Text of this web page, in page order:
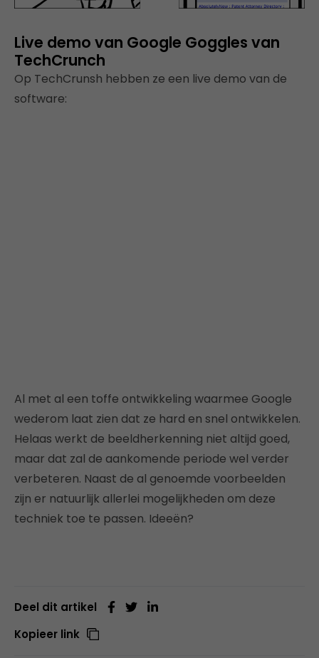
Live demo van Google Goggles van
TechCrunch
Op TechCrunsh hebben ze een live demo van de
software:
Al met al een toffe ontwikkeling waarmee Google
wederom laat zien dat ze hard en snel ontwikkelen.
Helaas werkt de beeldherkenning niet altijd goed,
maar dat zal de aankomende periode wel verder
verbeteren. Naast de al genoemde voorbeelden
zijn er natuurlijk allerlei mogelijkheden om deze
techniek toe te passen. Ideeën?
Deel dit artikel
Kopieer link